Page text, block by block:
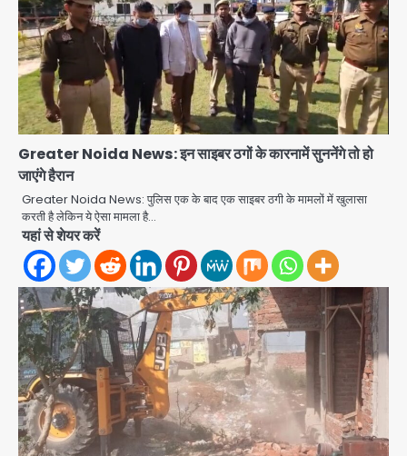
Greater Noida News: इन साइबर ठगों के कारनामें सुननेंगे तो हो
जाएंगे हैरान
Greater Noida News: पुलिस एक के बाद एक साइबर ठगी के मामलों में खुलासा
करती है लेकिन ये ऐसा मामला है…
यहां से शेयर करें